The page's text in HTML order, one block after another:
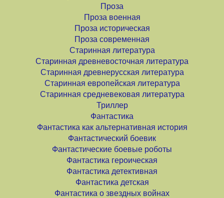
Проза
Проза военная
Проза историческая
Проза современная
Старинная литература
Старинная древневосточная литература
Старинная древнерусская литература
Старинная европейская литература
Старинная средневековая литература
Триллер
Фантастика
Фантастика как альтернативная история
Фантастический боевик
Фантастические боевые роботы
Фантастика героическая
Фантастика детективная
Фантастика детская
Фантастика о звездных войнах